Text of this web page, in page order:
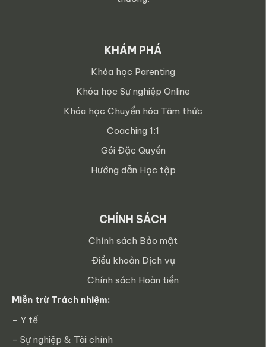
KHÁM PHÁ
Khóa học Parenting
Khóa học Sự nghiệp Online
Khóa học Chuyển hóa Tâm thức
Coaching 1:1
Gói Đặc Quyền
Hướng dẫn Học tập
CHÍNH SÁCH
Chính sách Bảo mật
Điều khoản Dịch vụ
Chính sách Hoàn tiền
Miễn trừ Trách nhiệm:
- Y tế
- Sự nghiệp & Tài chính